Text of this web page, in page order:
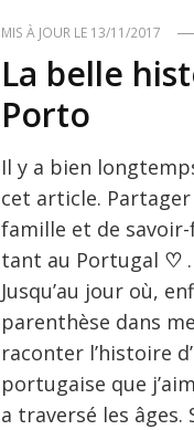
MIS À JOUR LE 13/11/2017
La belle
Porto
Il y a bien
cet article.
famille et de
tant au Portugal ♡
Jusqu’au jour où,
parenthèse dans
raconter l’histoire
portugaise que
a traversé les